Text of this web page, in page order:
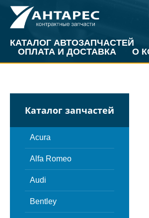
КАТАЛОГ АВТОЗАПЧАСТЕЙ
ОПЛАТА И ДОСТАВКА
О
Каталог запчастей
Acura
Alfa Romeo
Audi
Bentley